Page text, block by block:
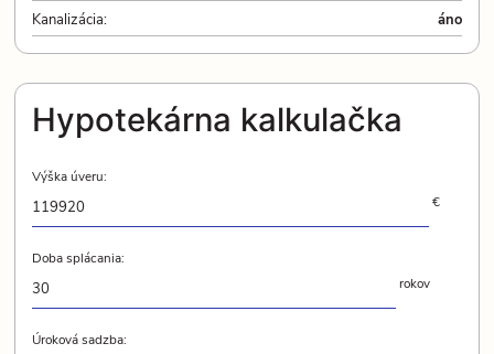
Kanalizácia:
áno
Hypotekárna kalkulačka
Výška úveru:
€
Doba splácania:
rokov
Úroková sadzba: